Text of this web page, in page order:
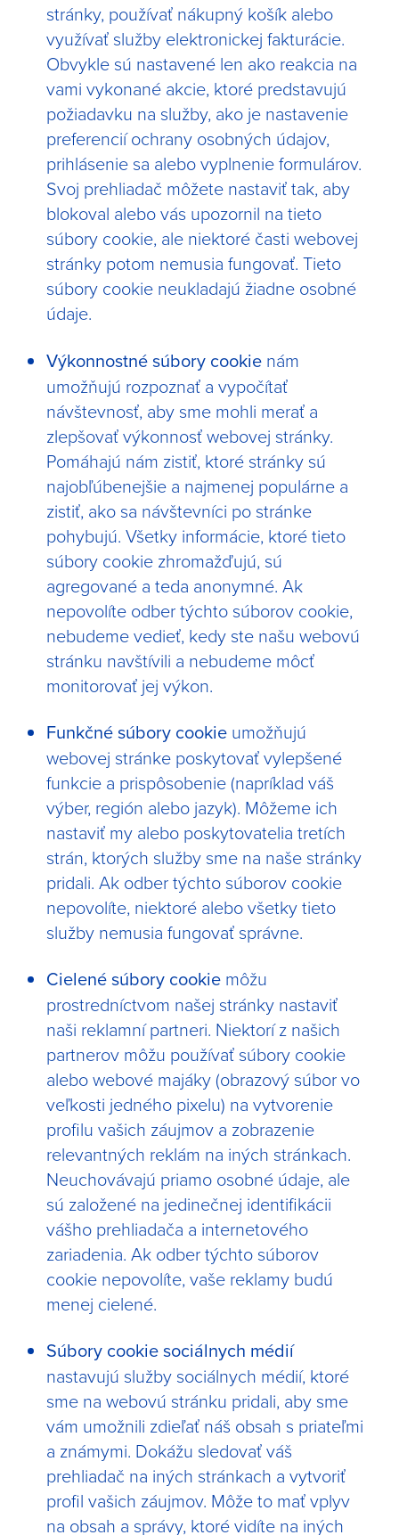
stránky, používať nákupný košík alebo
využívať služby elektronickej fakturácie.
Obvykle sú nastavené len ako reakcia na
vami vykonané akcie, ktoré predstavujú
požiadavku na služby, ako je nastavenie
preferencií ochrany osobných údajov,
prihlásenie sa alebo vyplnenie formulárov.
Svoj prehliadač môžete nastaviť tak, aby
blokoval alebo vás upozornil na tieto
súbory cookie, ale niektoré časti webovej
stránky potom nemusia fungovať. Tieto
súbory cookie neukladajú žiadne osobné
údaje.
Výkonnostné súbory cookie nám
umožňujú rozpoznať a vypočítať
návštevnosť, aby sme mohli merať a
zlepšovať výkonnosť webovej stránky.
Pomáhajú nám zistiť, ktoré stránky sú
najobľúbenejšie a najmenej populárne a
zistiť, ako sa návštevníci po stránke
pohybujú. Všetky informácie, ktoré tieto
súbory cookie zhromažďujú, sú
agregované a teda anonymné. Ak
nepovolíte odber týchto súborov cookie,
nebudeme vedieť, kedy ste našu webovú
stránku navštívili a nebudeme môcť
monitorovať jej výkon.
Funkčné súbory cookie umožňujú
webovej stránke poskytovať vylepšené
funkcie a prispôsobenie (napríklad váš
výber, región alebo jazyk). Môžeme ich
nastaviť my alebo poskytovatelia tretích
strán, ktorých služby sme na naše stránky
pridali. Ak odber týchto súborov cookie
nepovolíte, niektoré alebo všetky tieto
služby nemusia fungovať správne.
Cielené súbory cookie môžu
prostredníctvom našej stránky nastaviť
naši reklamní partneri. Niektorí z našich
partnerov môžu používať súbory cookie
alebo webové majáky (obrazový súbor vo
veľkosti jedného pixelu) na vytvorenie
profilu vašich záujmov a zobrazenie
relevantných reklám na iných stránkach.
Neuchovávajú priamo osobné údaje, ale
sú založené na jedinečnej identifikácii
vášho prehliadača a internetového
zariadenia. Ak odber týchto súborov
cookie nepovolíte, vaše reklamy budú
menej cielené.
Súbory cookie sociálnych médií
nastavujú služby sociálnych médií, ktoré
sme na webovú stránku pridali, aby sme
vám umožnili zdieľať náš obsah s priateľmi
a známymi. Dokážu sledovať váš
prehliadač na iných stránkach a vytvoriť
profil vašich záujmov. Môže to mať vplyv
na obsah a správy, ktoré vidíte na iných